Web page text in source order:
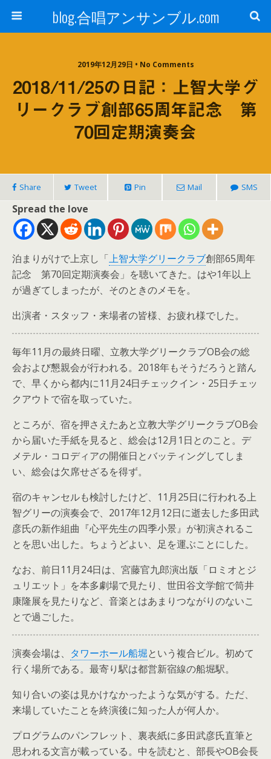
blog.合唱アンサンブル.com
2019年12月29日 • No Comments
2018/11/25の日記：上智大学グ
リークラブ創部65周年記念 第
70回定期演奏会
Share Tweet Pin Mail SMS
Spread the love
泊まりがけで上京し「上智大学グリークラブ創部65周年
記念 第70回定期演奏会」を聴いてきた。はや1年以上
が過ぎてしまったが、そのときのメモを。
出演者・スタッフ・来場者の皆様、お疲れ様でした。
毎年11月の最終日曜、立教大学グリークラブOB会の総
会および懇親会が行われる。2018年もそうだろうと踏ん
で、早くから都内に11月24日チェックイン・25日チェッ
クアウトで宿を取っていた。
ところが、宿を押さえたあと立教大学グリークラブOB会
から届いた手紙を見ると、総会は12月1日とのこと。デ
メテル・コロディアの開催日とバッティングしてしま
い、総会は欠席せざるを得ず。
宿のキャンセルも検討したけど、11月25日に行われる上
智グリーの演奏会で、2017年12月12日に逝去した多田武
彦氏の新作組曲『心平先生の四季小景』が初演されるこ
とを思い出した。ちょうどよい、足を運ぶことにした。
なお、前日11月24日は、宮藤官九郎演出版「ロミオとジ
ュリエット」を本多劇場で見たり、世田谷文学館で筒井
康隆展を見たりなど、音楽とはあまりつながりのないこ
とで過ごした。
演奏会場は、 タワーホール船堀という複合ビル。初めて
行く場所である。最寄り駅は都営新宿線の船堀駅。
知り合いの姿は見かけなかったような気がする。ただ、
来場していたことを終演後に知った人が何人か。
プログラムのパンフレット、裏表紙に多田武彦氏直筆と
思われる文言が載っている。中を読むと、部長やOB会長